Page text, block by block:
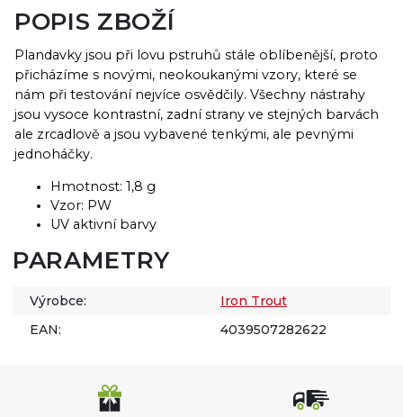
POPIS ZBOŽÍ
Plandavky jsou při lovu pstruhů stále oblíbenější, proto
přicházíme s novými, neokoukanými vzory, které se
nám při testování nejvíce osvědčily. Všechny nástrahy
jsou vysoce kontrastní, zadní strany ve stejných barvách
ale zrcadlově a jsou vybavené tenkými, ale pevnými
jednoháčky.
Hmotnost: 1,8 g
Vzor: PW
UV aktivní barvy
PARAMETRY
Výrobce:
Iron Trout
EAN:
4039507282622